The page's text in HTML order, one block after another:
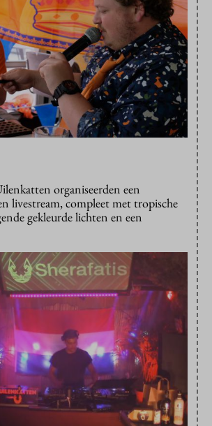
organiseerden een
livestream, compleet met tropische
gekleurde lichten en een